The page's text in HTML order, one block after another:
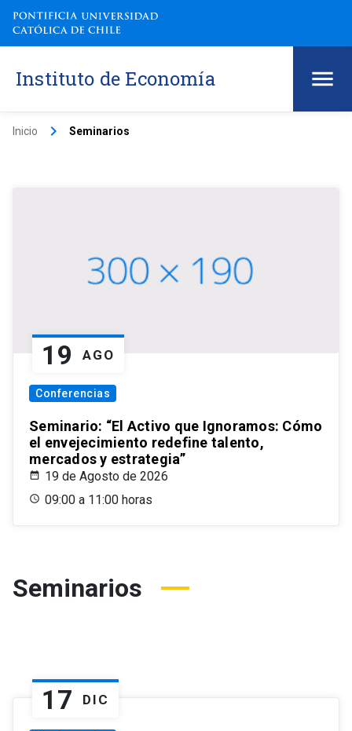
Instituto de Economía
Inicio keyboard_arrow_right Seminarios
19 AGO
Conferencias
Seminario: “El Activo que Ignoramos: Cómo
el envejecimiento redefine talento,
mercados y estrategia”
19 de Agosto de 2026
09:00 a 11:00 horas
Seminarios
17 DIC